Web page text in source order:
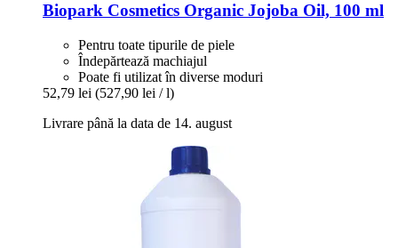
Biopark Cosmetics Organic Jojoba Oil, 100 ml
Pentru toate tipurile de piele
Îndepărtează machiajul
Poate fi utilizat în diverse moduri
52,79 lei (527,90 lei / l)
Livrare până la data de 14. august